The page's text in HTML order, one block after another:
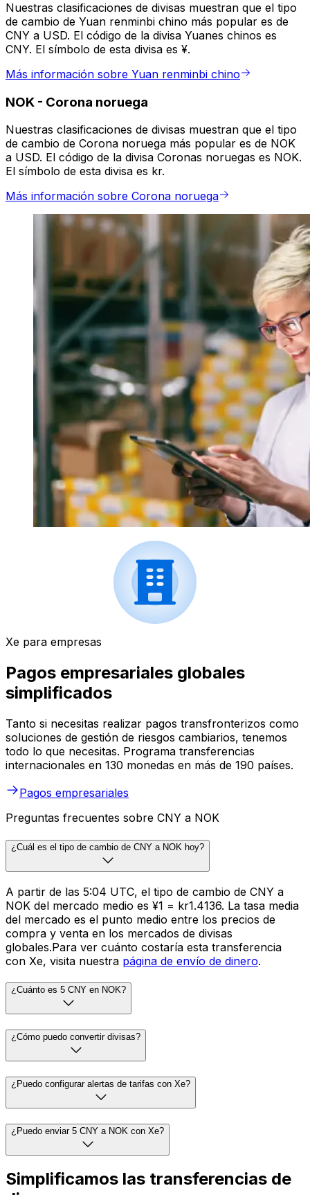
Nuestras clasificaciones de divisas muestran que el tipo
de cambio de Yuan renminbi chino más popular es de
CNY a USD. El código de la divisa Yuanes chinos es
CNY. El símbolo de esta divisa es ¥.
Más información sobre Yuan renminbi chino
NOK - Corona noruega
Nuestras clasificaciones de divisas muestran que el tipo
de cambio de Corona noruega más popular es de NOK
a USD. El código de la divisa Coronas noruegas es NOK.
El símbolo de esta divisa es kr.
Más información sobre Corona noruega
Xe para empresas
Pagos empresariales globales
simplificados
Tanto si necesitas realizar pagos transfronterizos como
soluciones de gestión de riesgos cambiarios, tenemos
todo lo que necesitas. Programa transferencias
internacionales en 130 monedas en más de 190 países.
Pagos empresariales
Preguntas frecuentes sobre CNY a NOK
¿Cuál es el tipo de cambio de CNY a NOK hoy?
A partir de las 5:04 UTC, el tipo de cambio de CNY a
NOK del mercado medio es ¥1 = kr1.4136. La tasa media
del mercado es el punto medio entre los precios de
compra y venta en los mercados de divisas
globales.Para ver cuánto costaría esta transferencia
con Xe, visita nuestra página de envío de dinero.
¿Cuánto es 5 CNY en NOK?
¿Cómo puedo convertir divisas?
¿Puedo configurar alertas de tarifas con Xe?
¿Puedo enviar 5 CNY a NOK con Xe?
Simplificamos las transferencias de